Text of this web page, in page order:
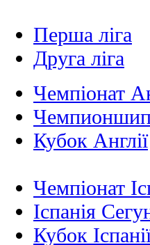
Перша ліга
Друга ліга
Чемпіонат
Чемпионшип
Кубок Англії
Чемпіонат
Іспанія
Кубок